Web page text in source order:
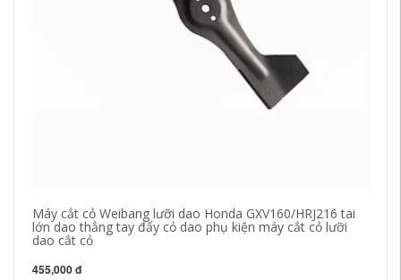
Máy cắt cỏ Weibang lưỡi dao Honda GXV160/HRJ216 tai
lớn dao thẳng tay đẩy cỏ dao phụ kiện máy cắt cỏ lưỡi
dao cắt cỏ
455,000 đ